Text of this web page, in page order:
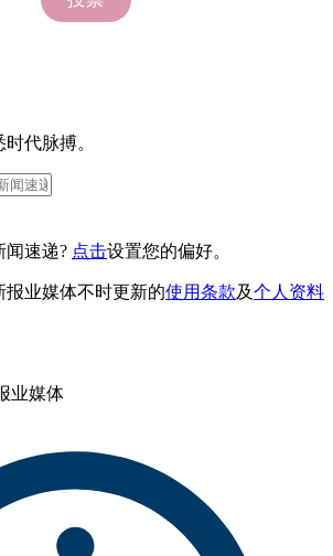
代脉搏。
闻速递? 点击设置您的偏好。
业媒体不时更新的使用条款及个人资料
业媒体